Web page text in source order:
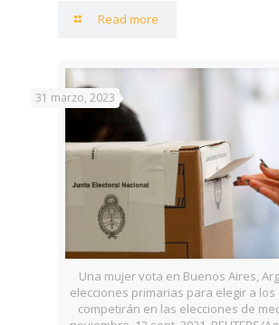
Read more
Una mujer vota en Buenos Aires,
elecciones primarias para elegir a
competirán en las elecciones de
31 marzo, 2023